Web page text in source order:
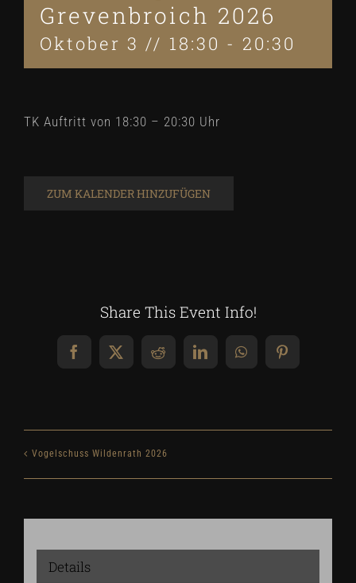
Grevenbroich 2026
Oktober 3 // 18:30 - 20:30
TK Auftritt von 18:30 – 20:30 Uhr
ZUM KALENDER HINZUFÜGEN
Share This Event Info!
Facebook
X RedditLinkedInWhatsAppPinterest
Vogelschuss Wildenrath 2026
Details